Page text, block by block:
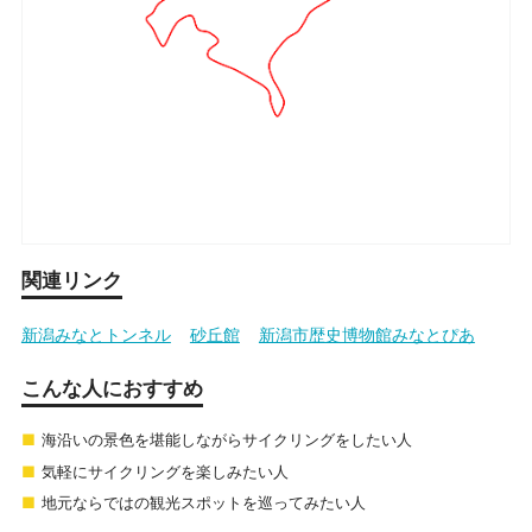
関連リンク
新潟みなとトンネル 砂丘館 新潟市歴史博物館みなとぴあ
こんな人におすすめ
海沿いの景色を堪能しながらサイクリングをしたい人
気軽にサイクリングを楽しみたい人
地元ならではの観光スポットを巡ってみたい人